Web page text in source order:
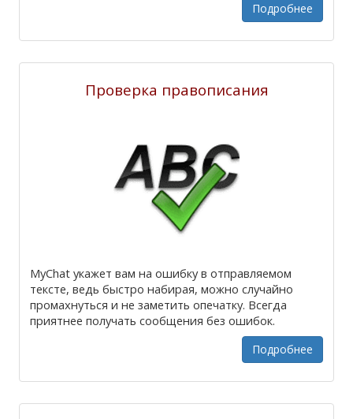
Подробнее
Проверка правописания
MyChat укажет вам на ошибку в отправляемом
тексте, ведь быстро набирая, можно случайно
промахнуться и не заметить опечатку. Всегда
приятнее получать сообщения без ошибок.
Подробнее